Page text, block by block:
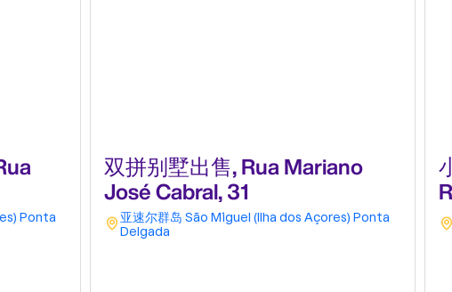
Ponta
双拼别墅出售, Rua Mariano
José Cabral, 31
亚速尔群岛 São Miguel (Ilha dos Açores) Ponta
Delgada